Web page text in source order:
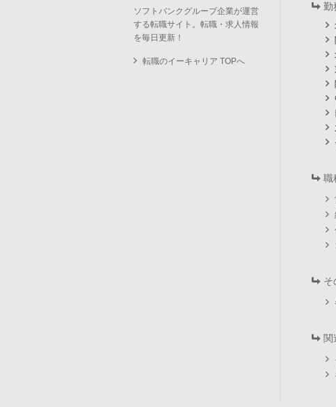
ソフトバンクグループ企業が運営
する転職サイト。転職・求人情報
を毎日更新！
転職のイーキャリア TOPへ
勤
職
そ
関